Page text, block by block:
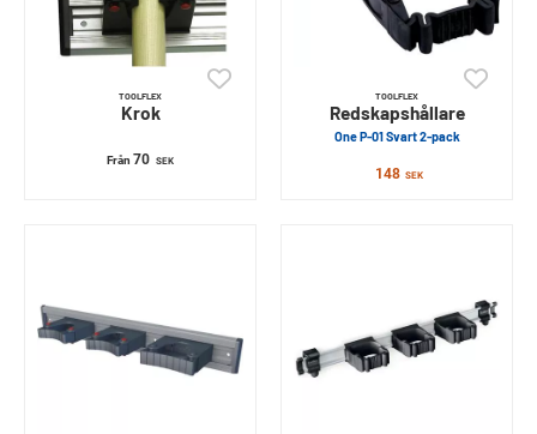
TOOLFLEX
Krok
Från70 SEK
TOOLFLEX
Redskapshållare
One P-01 Svart 2-pack
148 SEK